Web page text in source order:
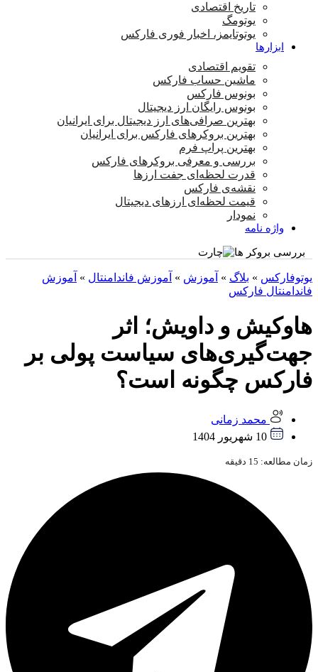
تاریخ اقتصادی
یوتومگ
یوتوتایمز، اخبار فوری فارکس
ابزارها
تقویم اقتصادی
ماشین حساب فارکس
بونوس فارکس
بونوس رایگان ارز دیجیتال
بهترین صرافی‌های ارز دیجیتال برای ایرانیان
بهترین بروکرهای فارکس برای ایرانیان
بهترین پراپ‌ فرم
بررسی و معرفی بروکرهای فارکس
قدرت لحظه‌ای جفت ارزها
نقشه‌ی فارکس
قیمت لحظه‌ای ارزهای دیجیتال
نمودار
واژه نامه
بررسی بروکر ها
یوتوفارکس » بلاگ » آموزش » آموزش فاندامنتال » آموزش
فاندامنتال فارکس
هاوکیش و داویش؛ اثر
جهت‌گیری‌های سیاست پولی بر
فارکس چگونه است؟
محمد زمانی
10 شهریور 1404
زمان مطالعه: 15 دقیقه